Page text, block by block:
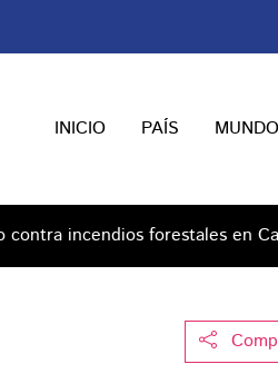
INICIO PAÍS MUNDO
incendios forestales en